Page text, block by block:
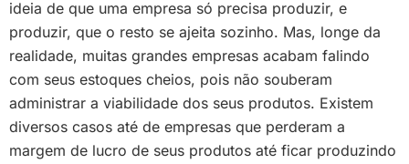
ideia de que uma empresa só precisa produzir, e
produzir, que o resto se ajeita sozinho. Mas, longe da
realidade, muitas grandes empresas acabam falindo
com seus estoques cheios, pois não souberam
administrar a viabilidade dos seus produtos. Existem
diversos casos até de empresas que perderam a
margem de lucro de seus produtos até ficar produzindo